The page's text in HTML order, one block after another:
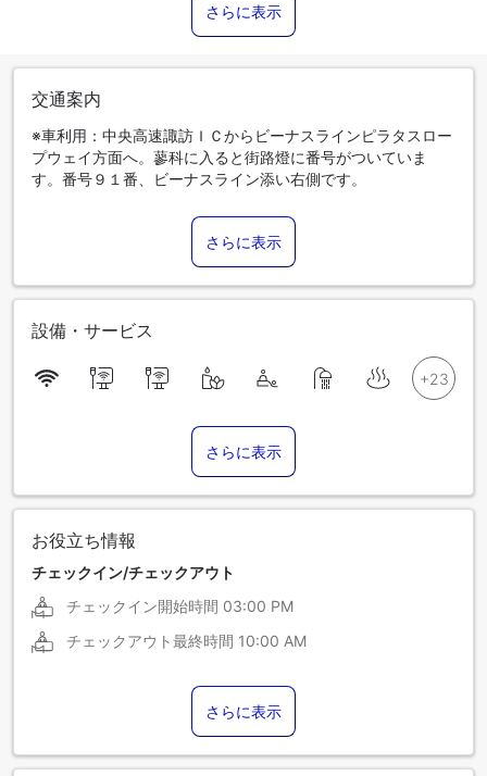
さらに表示
交通案内
※車利用：中央高速諏訪ＩＣからビーナスラインピラタスロー
プウェイ方面へ。蓼科に入ると街路燈に番号がついていま
す。番号９１番、ビーナスライン添い右側です。
さらに表示
設備・サービス
さらに表示
お役立ち情報
チェックイン/チェックアウト
チェックイン開始時間 03:00 PM
チェックアウト最終時間 10:00 AM
さらに表示